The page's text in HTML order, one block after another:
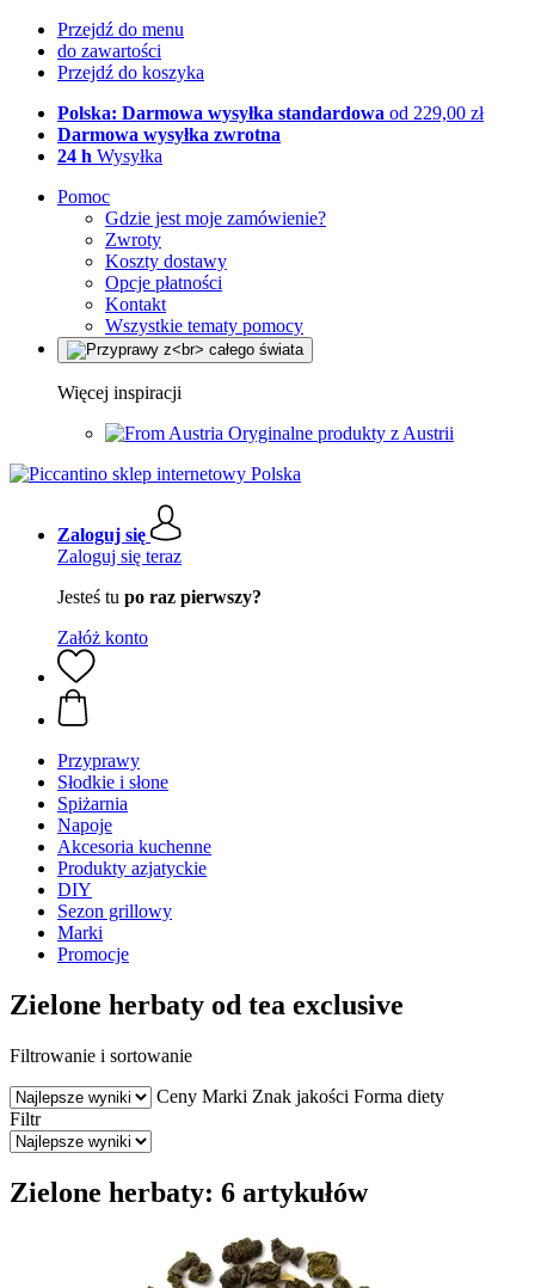
Przejdź do menu
do zawartości
Przejdź do koszyka
Polska: Darmowa wysyłka standardowa od 229,00 zł
Darmowa wysyłka zwrotna
24 h Wysyłka
Pomoc
Gdzie jest moje zamówienie?
Zwroty
Koszty dostawy
Opcje płatności
Kontakt
Wszystkie tematy pomocy
Więcej inspiracji
Oryginalne produkty z Austrii
Zaloguj się
Zaloguj się teraz
Jesteś tu po raz pierwszy?
Załóż konto
Przyprawy
Słodkie i słone
Spiżarnia
Napoje
Akcesoria kuchenne
Produkty azjatyckie
DIY
Sezon grillowy
Marki
Promocje
Zielone herbaty od tea exclusive
Filtrowanie i sortowanie
Ceny Marki Znak jakości Forma diety
Filtr
Zielone herbaty: 6 artykułów